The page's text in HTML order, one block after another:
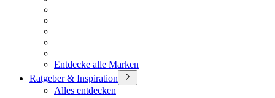
Entdecke alle Marken
Ratgeber & Inspiration
Alles entdecken